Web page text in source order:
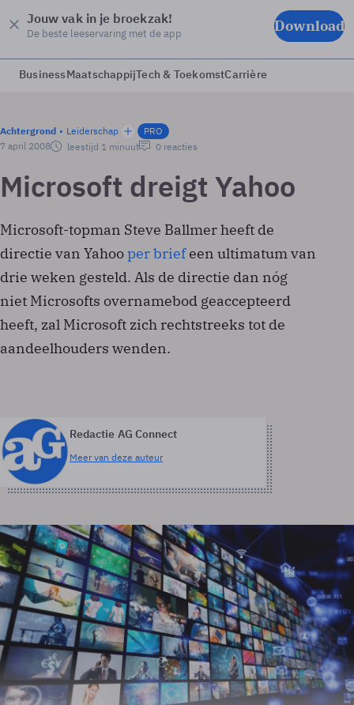
Jouw vak in je broekzak!
De beste leeservaring met de app Download
BusinessMaatschappijTech & ToekomstCarrière
Achtergrond Leiderschap
PRO
7 april 2008
leestijd 1 minuut 0 reacties
Microsoft dreigt Yahoo
Microsoft-topman Steve Ballmer heeft de
directie van Yahooper briefeen ultimatum van
drie weken gesteld. Als de directie dan nóg
niet Microsofts overnamebod geaccepteerd
heeft, zal Microsoft zich rechtstreeks tot de
aandeelhouders wenden.
Redactie AG Connect
Meer van deze auteur